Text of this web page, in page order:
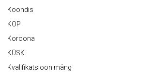
Koondis
KOP
Koroona
KÜSK
Kvalifikatsioonimäng